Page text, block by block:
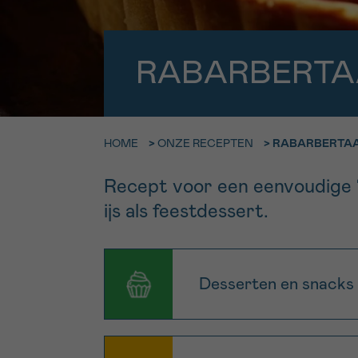
HOME > ONZE RECEPTEN >
Recept voor een
ijs als feestdessert.
Desserten en snacks
ma-vrij
Ja, stuur mij
9h-11h